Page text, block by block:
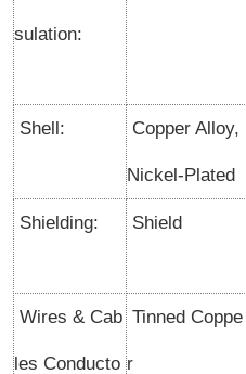
sulation:
Shell: Copper Alloy,
Nickel-Plated
Shielding: Shield
Wires & Cab
les Conducto
Tinned Coppe
r